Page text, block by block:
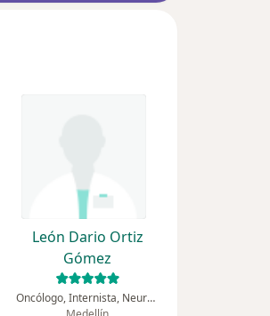
León Dario Ortiz
Gómez
Oncólogo, Internista, Neurólogo